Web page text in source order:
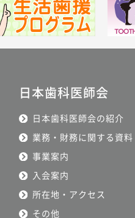
日本歯科医師会
日本歯科医師会の紹介
業務・財務に関する資料
事業案内
入会案内
所在地・アクセス
その他